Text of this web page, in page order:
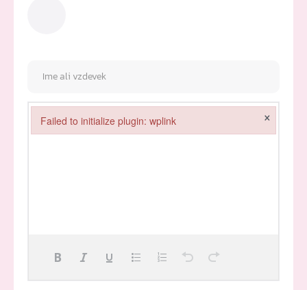
Failed to initialize plugin: wplink ×
Failed to initialize plugin: wplink